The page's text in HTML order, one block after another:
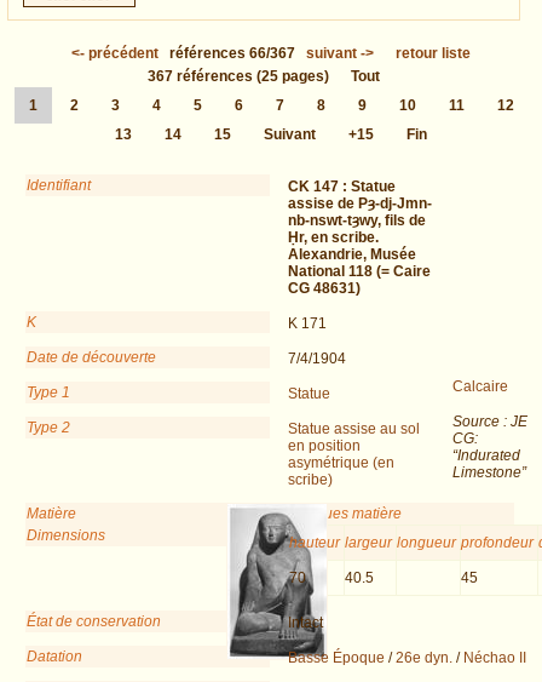
<- précédent références 66/367 suivant ->
retour liste
367 références (25 pages)
Tout
1
2 3 4 5 6 7 8 9 10 11
12
13
14 15 Suivant +15 Fin
Identifiant CK 147 : Statue
assise de Pȝ-dj-Jmn-
nb-nswt-tȝwy, fils de
Ḥr, en scribe.
Alexandrie, Musée
National 118 (= Caire
CG 48631)
K
K 171
Date de découverte
7/4/1904
Type 1
Statue
Type 2
Statue assise au sol
en position
asymétrique (en
scribe)
Matière
Calcaire
Remarques matière
Source : JE
CG:
“Indurated
Limestone”
Dimensions hauteur largeur longueur profondeur
70 40.5 45
État de conservation
Intact
Datation
Basse Époque /26e dyn. / Néchao II